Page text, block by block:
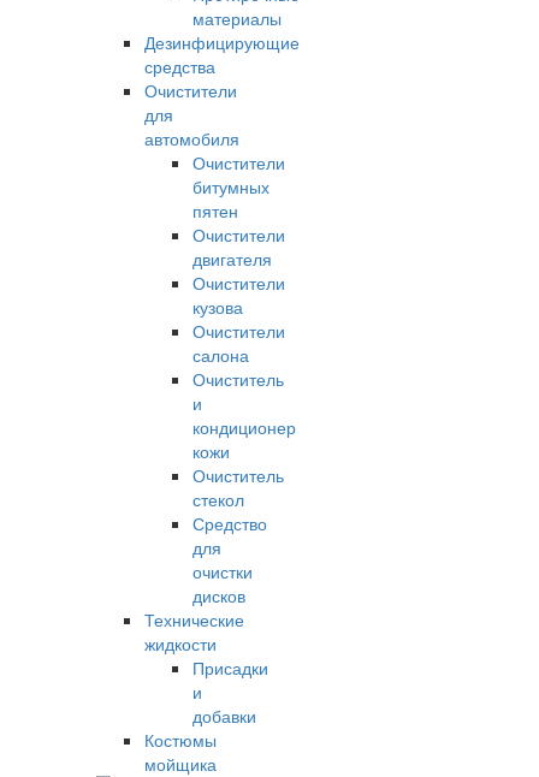
материалы
Дезинфицирующие
средства
Очистители
для
автомобиля
Очистители
битумных
пятен
Очистители
двигателя
Очистители
кузова
Очистители
салона
Очиститель
и
кондиционер
кожи
Очиститель
стекол
Средство
для
очистки
дисков
Технические
жидкости
Присадки
и
добавки
Костюмы
мойщика